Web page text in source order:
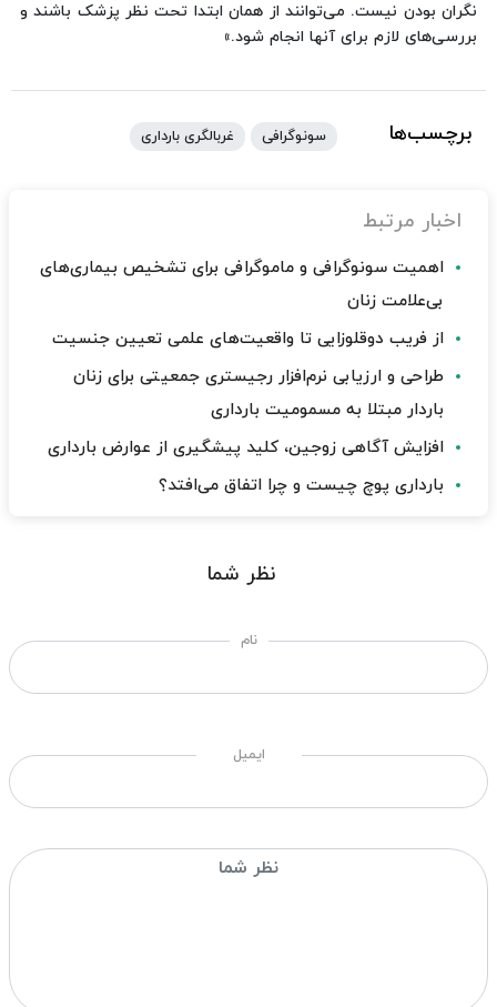
نگران بودن نیست. می‌توانند از همان ابتدا تحت نظر پزشک باشند و
بررسی‌های لازم برای آنها انجام شود.»
برچسب‌ها سونوگرافی غربالگری بارداری
اخبار مرتبط
اهمیت سونوگرافی و ماموگرافی برای تشخیص بیماری‌های
بی‌علامت زنان
از فریب دوقلوزایی تا واقعیت‌های علمی تعیین جنسیت
طراحی و ارزیابی نرم‌افزار رجیستری جمعیتی برای زنان
باردار مبتلا به مسمومیت بارداری
افزایش آگاهی زوجین، کلید پیشگیری از عوارض بارداری
بارداری پوچ چیست و چرا اتفاق می‌افتد؟
نظر شما
نام
ایمیل